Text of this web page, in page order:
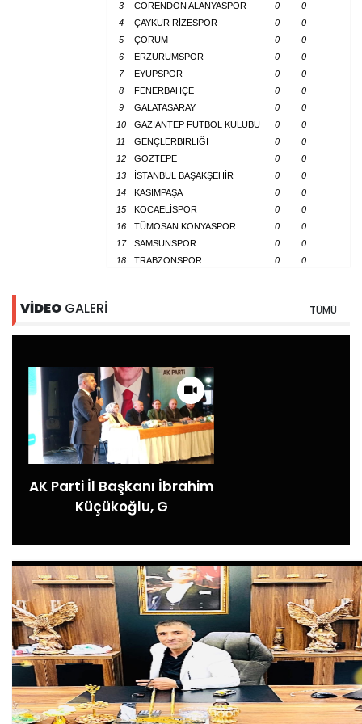
3 CORENDON ALANYASPOR 0
0
4
ÇAYKUR RİZESPOR 0
0
5
ÇORUM 0
0
6
ERZURUMSPOR 0
0
7
EYÜPSPOR 0
0
8
FENERBAHÇE 0
0
9
GALATASARAY 0
0
10
GAZİANTEP FUTBOL KULÜBÜ 0
0
11
GENÇLERBİRLİĞİ 0
0
12
GÖZTEPE 0
0
13
İSTANBUL BAŞAKŞEHİR 0
0
14
KASIMPAŞA 0
0
15
KOCAELİSPOR 0
0
16
TÜMOSAN KONYASPOR 0
0
17
SAMSUNSPOR 0
0
18
TRABZONSPOR 0 0
VİDEO GALERİ TÜMÜ
AK Parti İl Başkanı İbrahim
Küçükoğlu, G
Ersoylar Oto Bakım ve
Onarım Servisi 2.